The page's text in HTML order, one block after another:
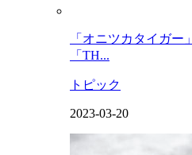
「オニツカタイガ
「TH...
トピック
2023-03-20